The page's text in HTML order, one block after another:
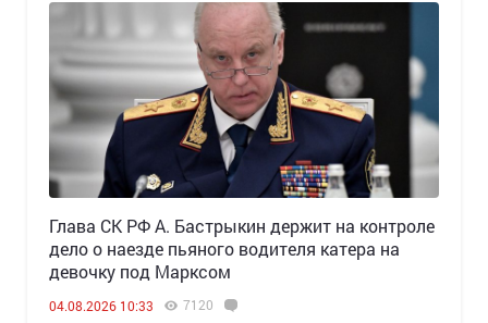
Глава СК РФ А. Бастрыкин держит на контроле
дело о наезде пьяного водителя катера на
девочку под Марксом
04.08.2026 10:33 7120